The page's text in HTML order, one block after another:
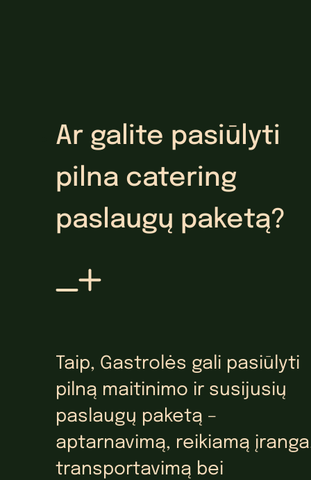
Ar galite pasiūlyti
pilna catering
paslaugų paketą?
Taip, Gastrolės gali pasiūlyti
pilną maitinimo ir susijusių
paslaugų paketą –
aptarnavimą, reikiamą
transportavimą bei